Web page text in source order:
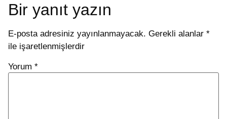
Bir yanıt yazın
E-posta adresiniz yayınlanmayacak. Gerekli alanlar *
ile işaretlenmişlerdir
Yorum *